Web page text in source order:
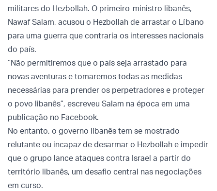
militares do Hezbollah. O primeiro-ministro libanês,
Nawaf Salam, acusou o Hezbollah de arrastar o Líbano
para uma guerra que contraria os interesses nacionais
do país.
“Não permitiremos que o país seja arrastado para
novas aventuras e tomaremos todas as medidas
necessárias para prender os perpetradores e proteger
o povo libanês”, escreveu Salam na época em uma
publicação no Facebook.
No entanto, o governo libanês tem se mostrado
relutante ou incapaz de desarmar o Hezbollah e impedir
que o grupo lance ataques contra Israel a partir do
território libanês, um desafio central nas negociações
em curso.